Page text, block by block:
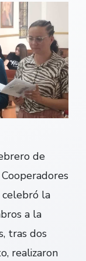
de
celebró la
a la
tras dos
realizaron